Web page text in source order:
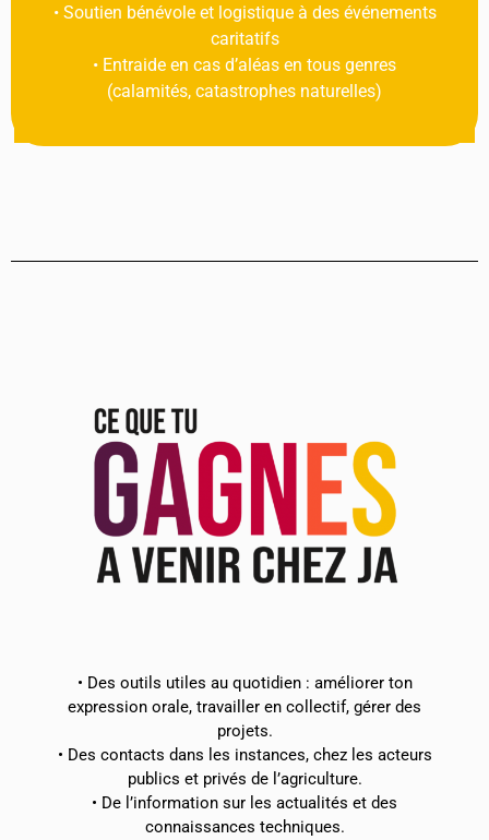
• Soutien bénévole et logistique à des événements
caritatifs
• Entraide en cas d’aléas en tous genres
(calamités, catastrophes naturelles)
• Des outils utiles au quotidien : améliorer ton
expression orale, travailler en collectif, gérer des
projets.
• Des contacts dans les instances, chez les acteurs
publics et privés de l’agriculture.
• De l’information sur les actualités et des
connaissances techniques.